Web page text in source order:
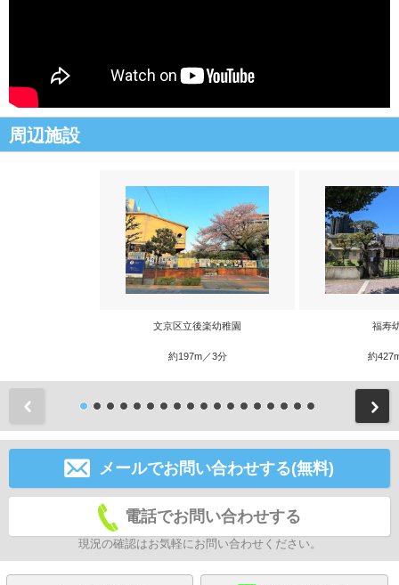
周辺施設
文京区立後楽幼稚園
約197m／3分
福寿
約
メールでお問い合わせする(無料)
電話でお問い合わせする
現況の確認はお気軽にお問い合わせください。